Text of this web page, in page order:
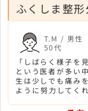
ふくしま整
T.M / 男性
50代
「しばらく様子を
という医者が多い
生は少しでも痛み
ように努力してく